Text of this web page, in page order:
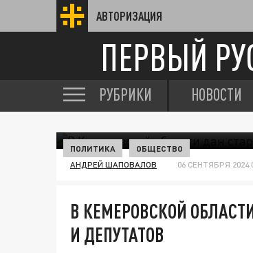
АВТОРИЗАЦИЯ
ПЕРВЫЙ
РУБРИКИ НОВОСТИ
ПОЛИТИКА ОБЩЕСТВО
АНДРЕЙ ШАПОВАЛОВ 06 СЕНТЯБРЯ 2024
В КЕМЕРОВСКОЙ
И ДЕПУТАТОВ